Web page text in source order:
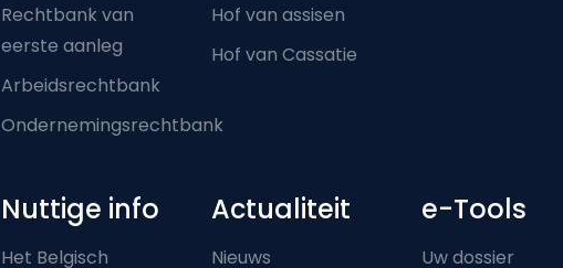
Rechtbank van
eerste aanleg
Arbeidsrechtbank
Ondernemingsrechtbank
Hof van assisen
Hof van Cassatie
Nuttige info
Het Belgisch
Actualiteit
Nieuws
e-Tools
Uw dossier